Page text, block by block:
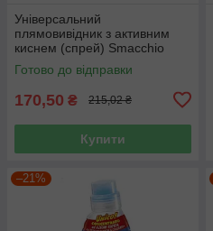
Універсальний
плямовивідник з активним
киснем (спрей) Smacchio
Tutto 500 мл
Готово до відправки
170,50 ₴ 215,02 ₴
Купити
–21%